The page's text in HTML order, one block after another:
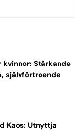
kvinnor: Stärkande
självförtroende
Kaos: Utnyttja